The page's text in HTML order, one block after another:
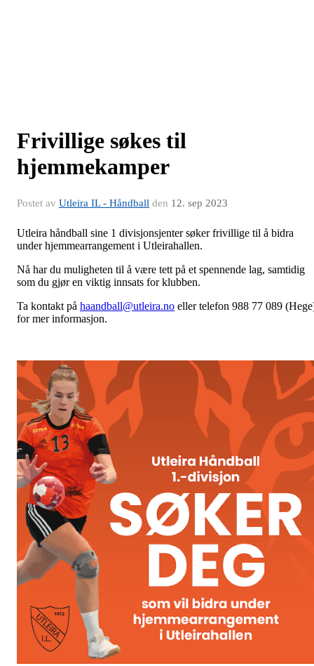
Frivillige søkes til
hjemmekamper
Postet av Utleira IL - Håndball den 12. sep 2023
Utleira håndball sine 1 divisjonsjenter søker frivillige til å bidra
under hjemmearrangement i Utleirahallen.
Nå har du muligheten til å være tett på et spennende lag, samtidig
som du gjør en viktig innsats for klubben.
Ta kontakt på haandball@utleira.no eller telefon 988 77 089
for mer informasjon.